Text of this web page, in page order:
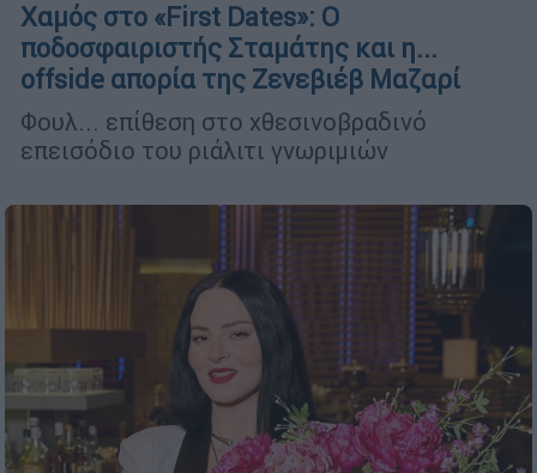
Χαμός στο «First Dates»: Ο
ποδοσφαιριστής Σταμάτης και η...
offside απορία της Ζενεβιέβ Μαζαρί
Φουλ... επίθεση στο χθεσινοβραδινό
επεισόδιο του ριάλιτι γνωριμιών